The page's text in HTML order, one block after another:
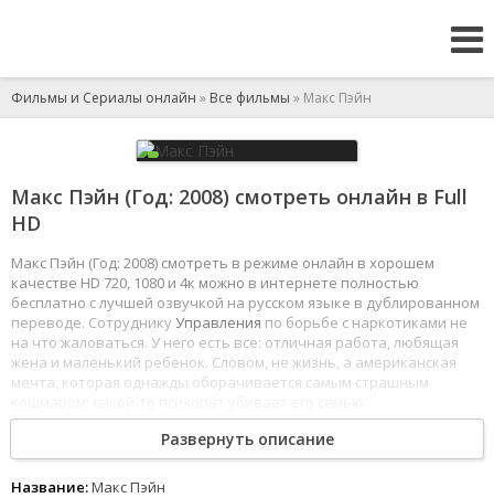
Фильмы и Сериалы онлайн » Все фильмы » Макс Пэйн
Макс Пэйн (Год: 2008) смотреть онлайн в Full
HD
Макс Пэйн (Год: 2008) смотреть в режиме онлайн в хорошем
качестве HD 720, 1080 и 4к можно в интернете полностью
бесплатно с лучшей озвучкой на русском языке в дублированном
переводе. СотрудникуУправления по борьбе с наркотиками не
на что жаловаться. У него есть все: отличная работа, любящая
жена и маленький ребенок. Словом, не жизнь, а американская
мечта, которая однажды оборачивается самым страшным
Отныне у Макса только одна цель - отомстить. Но месть
осложняется тем, что его несправедливо обвиняют в убийстве, и
все, кому не лень, начинают на него охоту -
Развернуть описание
Название:Макс Пэйн